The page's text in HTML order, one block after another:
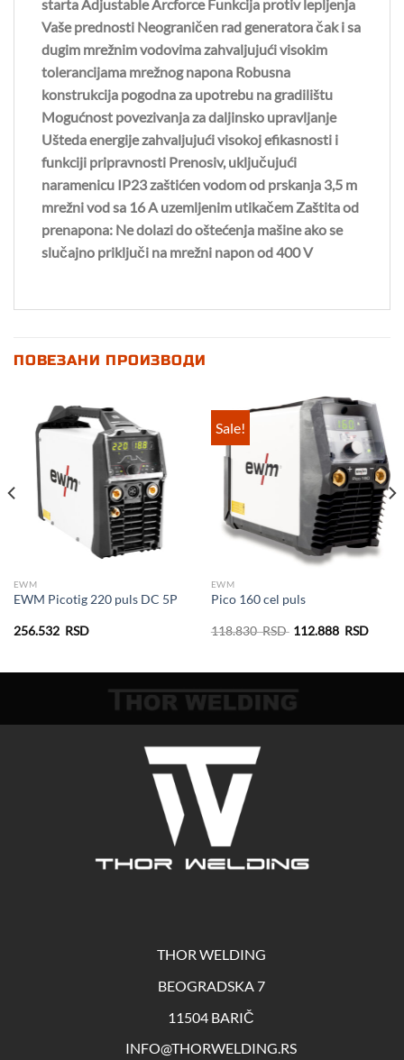
starta Adjustable Arcforce Funkcija protiv lepljenja
Vaše prednosti Neograničen rad generatora čak i sa
dugim mrežnim vodovima zahvaljujući visokim
tolerancijama mrežnog napona Robusna
konstrukcija pogodna za upotrebu na gradilištu
Mogućnost povezivanja za daljinsko upravljanje
Ušteda energije zahvaljujući visokoj efikasnosti i
funkciji pripravnosti Prenosiv, uključujući
naramenicu IP23 zaštićen vodom od prskanja 3,5 m
mrežni vod sa 16 A uzemljenim utikačem Zaštita od
prenapona: Ne dolazi do oštećenja mašine ako se
slučajno priključi na mrežni napon od 400 V
ПОВЕЗАНИ ПРОИЗВОДИ
EWM
EWM Picotig 220 puls DC 5P
256.532 RSD
Sale!
EWM
Pico 160 cel puls
118.830RSD Оригинална
118.830
RSD.
112.888 RSD
RSD.
THOR WELDING
BEOGRADSKA 7
11504 BARIČ
INFO@THORWELDING.RS